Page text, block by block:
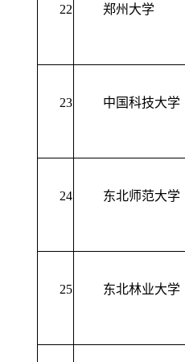
22 郑州大学
23 中国科技大学
24 东北师范大学
25 东北林业大学